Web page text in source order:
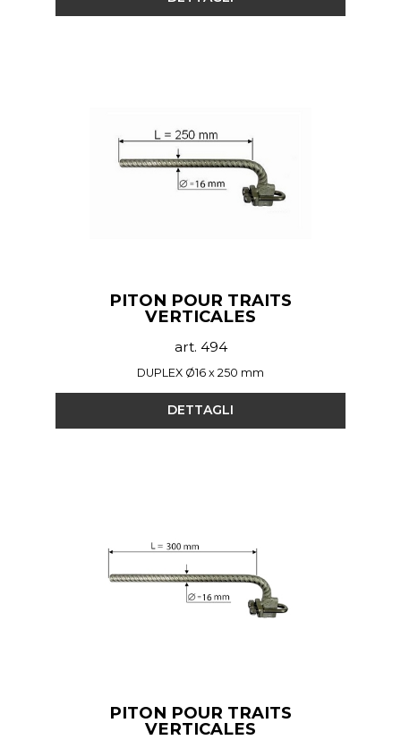
PITON POUR TRAITS
VERTICALES
art. 494
DUPLEX Ø16 x 250 mm
DETTAGLI
PITON POUR TRAITS
VERTICALES